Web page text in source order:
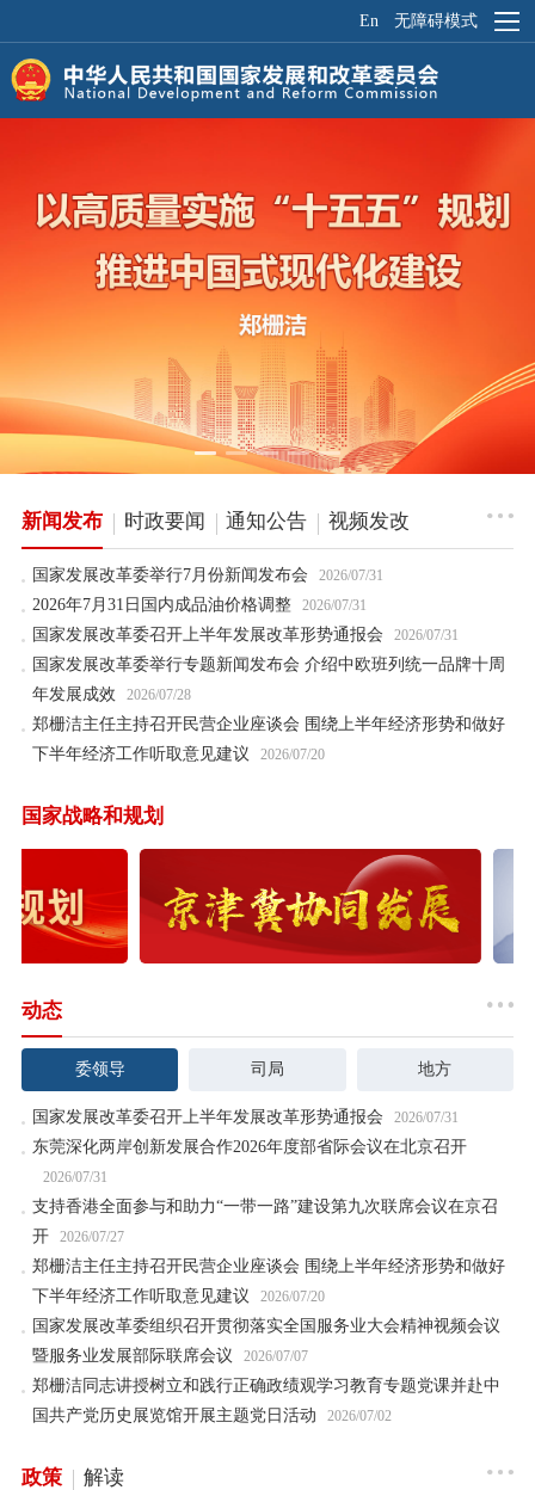
En 无障碍模式
菜
新闻发布 时政要闻 通知公告 视频发改
国家发展改革委举行7月份新闻发布会 2026/07/31
2026年7月31日国内成品油价格调整 2026/07/31
国家发展改革委召开上半年发展改革形势通报会 2026/07/31
国家发展改革委举行专题新闻发布会 介绍中欧班列统一品牌十周
年发展成效
2026/07/28
郑栅洁主任主持召开民营企业座谈会 围绕上半年经济形势和做好
下半年经济工作听取意见建议
2026/07/20
国家战略和规划
动态
委领导 司局 地方
国家发展改革委召开上半年发展改革形势通报会 2026/07/31
东莞深化两岸创新发展合作2026年度部省际会议在北京召开
2026/07/31
支持香港全面参与和助力“一带一路”建设第九次联席会议在京召
开
2026/07/27
郑栅洁主任主持召开民营企业座谈会 围绕上半年经济形势和做好
下半年经济工作听取意见建议
2026/07/20
国家发展改革委组织召开贯彻落实全国服务业大会精神视频会议
暨服务业发展部际联席会议
2026/07/07
郑栅洁同志讲授树立和践行正确政绩观学习教育专题党课并赴中
国共产党历史展览馆开展主题党日活动
2026/07/02
政策 解读